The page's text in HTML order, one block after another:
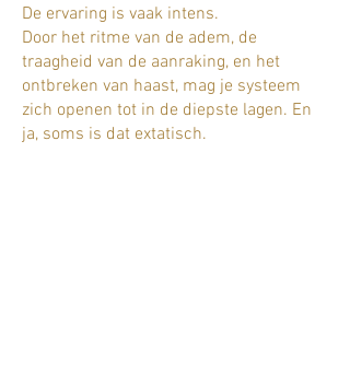
De ervaring is vaak intens.
Door het ritme van de adem, de
traagheid van de aanraking, en het
ontbreken van haast, mag je systeem
zich openen tot in de diepste lagen. En
ja, soms is dat extatisch.